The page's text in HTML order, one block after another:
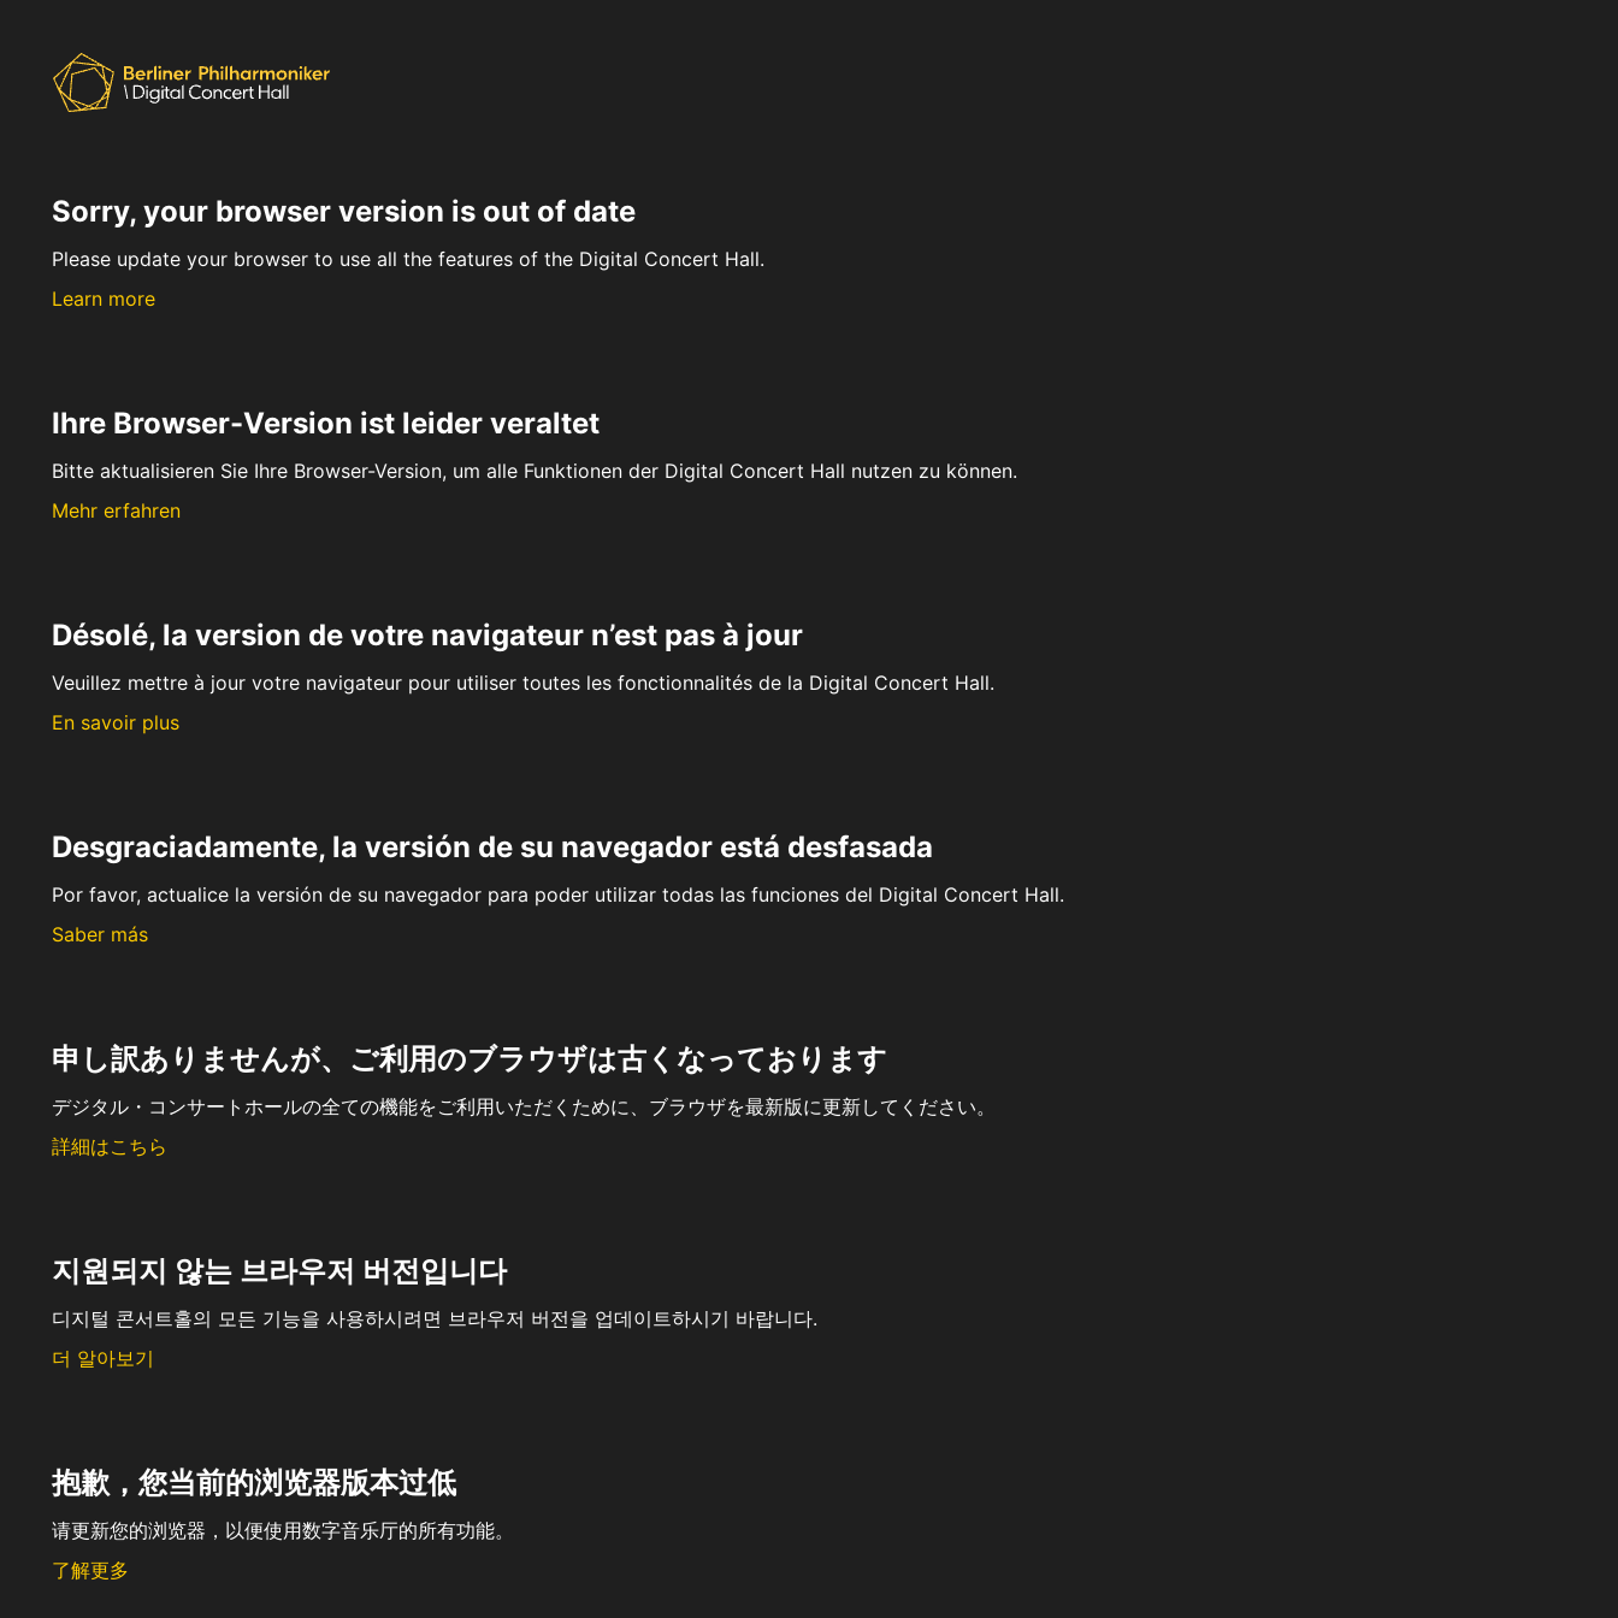
Sorry, your browser version is out of date
Please update your browser to use all the features of the Digital Concert Hall.
Learn more
Ihre Browser-Version ist leider veraltet
Bitte aktualisieren Sie Ihre Browser-Version, um alle Funktionen der Digital Concert Hall nutzen zu können.
Mehr erfahren
Désolé, la version de votre navigateur n’est pas à jour
Veuillez mettre à jour votre navigateur pour utiliser toutes les fonctionnalités de la Digital Concert Hall.
En savoir plus
Desgraciadamente, la versión de su navegador está desfasada
Por favor, actualice la versión de su navegador para poder utilizar todas las funciones del Digital Concert Hall.
Saber más
申し訳ありませんが、ご利用のブラウザは古くなっております
デジタル・コンサートホールの全ての機能をご利用いただくために、ブラウザを最新版に更新してください。
詳細はこちら
지원되지 않는 브라우저 버전입니다
디지털 콘서트홀의 모든 기능을 사용하시려면 브라우저 버전을 업데이트하시기 바랍니다.
더 알아보기
抱歉，您当前的浏览器版本过低
请更新您的浏览器，以便使用数字音乐厅的所有功能。
了解更多